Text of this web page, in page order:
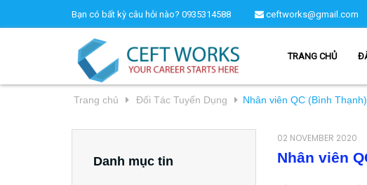
Bạn có bất kỳ câu hỏi nào? 0935314588 ceftworks@gmail.com
TRANG CHỦ
Trang chủ Đối Tác Tuyển Dụng Nhân viên QC (Bình Thạnh)
02 NOVEMBER 2020
Nhân viên
Danh mục tin